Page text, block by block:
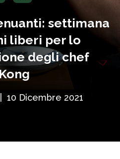
settimana
liberi per lo
degli chef
10 Dicembre 2021